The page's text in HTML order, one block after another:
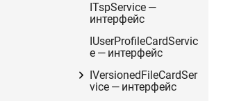
ITspService —
интерфейс
IUserProfileCardServic
e — интерфейс
IVersionedFileCardSer
vice — интерфейс